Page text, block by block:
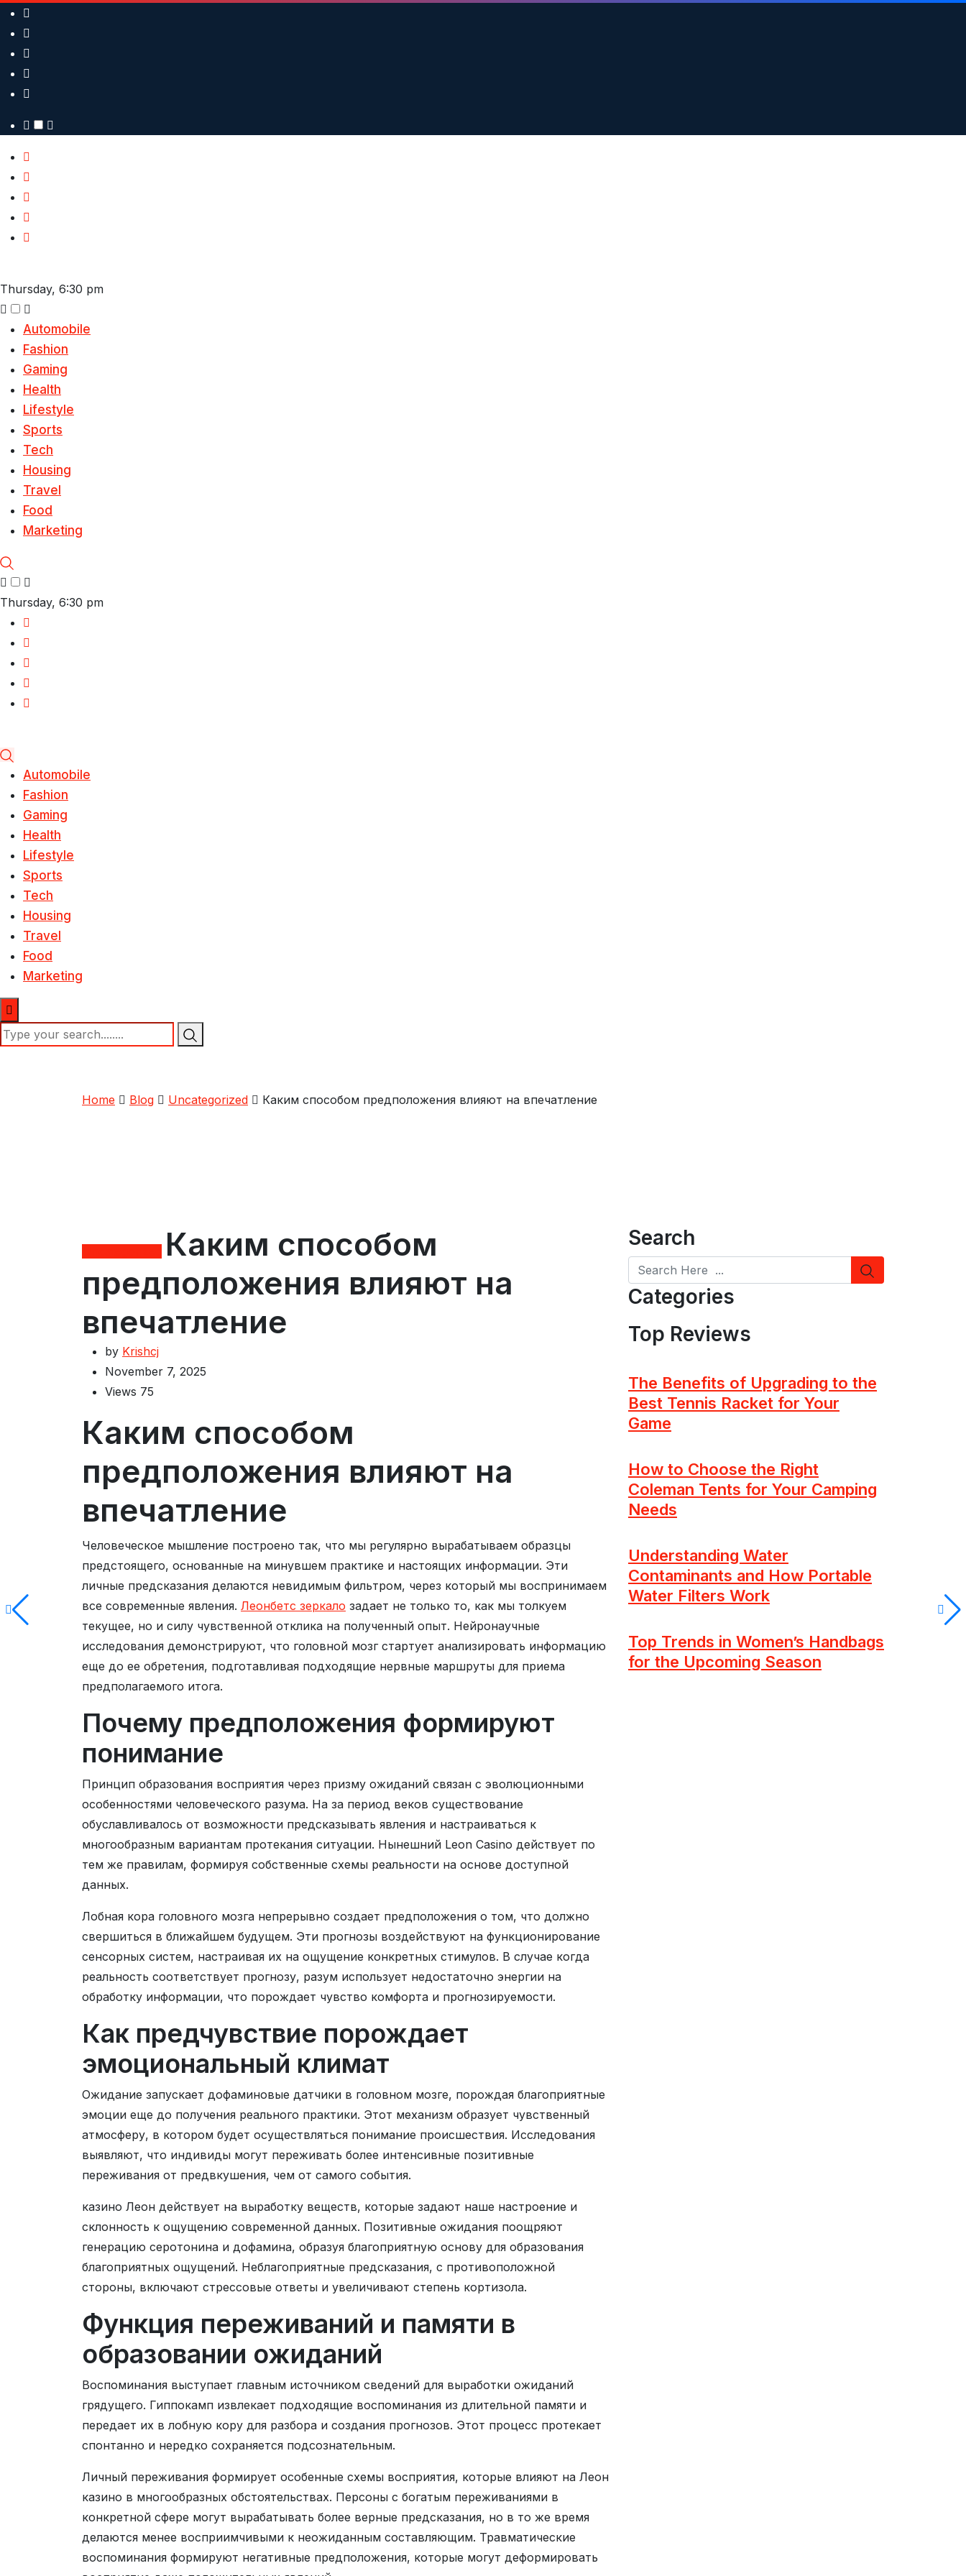
Skip
content
Thursday, 6:30 pm
Automobile
Fashion
Gaming
Health
Lifestyle
Sports
Tech
Housing
Travel
Food
Marketing
Thursday, 6:30 pm
Automobile
Fashion
Gaming
Health
Lifestyle
Sports
Tech
Housing
Travel
Food
Marketing
Home Blog Uncategorized Каким способом предположения влияют на впечатление
Каким способом
предположения влияют на
впечатление
by Krishcj
November 7, 2025
Views 75
Каким способом
предположения влияют на
впечатление
Человеческое мышление построено так, что мы регулярно вырабатываем образцы
предстоящего, основанные на минувшем практике и настоящих информации. Эти
личные предсказания делаются невидимым фильтром, через который мы воспринимаем
все современные явления. Леонбетс зеркало задает не только то, как мы толкуем
текущее, но и силу чувственной отклика на полученный опыт. Нейронаучные
исследования демонстрируют, что головной мозг стартует анализировать информацию
еще до ее обретения, подготавливая подходящие нервные маршруты для приема
предполагаемого итога.
Почему предположения формируют
понимание
Принцип образования восприятия через призму ожиданий связан с эволюционными
особенностями человеческого разума. На за период веков существование
обуславливалось от возможности предсказывать явления и настраиваться к
многообразным вариантам протекания ситуации. Нынешний Leon Casino действует по
тем же правилам, формируя собственные схемы реальности на основе доступной
данных.
Лобная кора головного мозга непрерывно создает предположения о том, что должно
свершиться в ближайшем будущем. Эти прогнозы воздействуют на функционирование
сенсорных систем, настраивая их на ощущение конкретных стимулов. В случае когда
реальность соответствует прогнозу, разум использует недостаточно энергии на
обработку информации, что порождает чувство комфорта и прогнозируемости.
Как предчувствие порождает
эмоциональный климат
Ожидание запускает дофаминовые датчики в головном мозге, порождая благоприятные
эмоции еще до получения реального практики. Этот механизм образует чувственный
атмосферу, в котором будет осуществляться понимание происшествия. Исследования
выявляют, что индивиды могут переживать более интенсивные позитивные
переживания от предвкушения, чем от самого события.
казино Леон действует на выработку веществ, которые задают наше настроение и
склонность к ощущению современной данных. Позитивные ожидания поощряют
генерацию серотонина и дофамина, образуя благоприятную основу для образования
благоприятных ощущений. Неблагоприятные предсказания, с противоположной
стороны, включают стрессовые ответы и увеличивают степень кортизола.
Функция переживаний и памяти в
образовании ожиданий
Воспоминания выступает главным источником сведений для выработки ожиданий
грядущего. Гиппокамп извлекает подходящие воспоминания из длительной памяти и
передает их в лобную кору для разбора и создания прогнозов. Этот процесс протекает
спонтанно и нередко сохраняется подсознательным.
Личный переживания формирует особенные схемы восприятия, которые влияют на Леон
казино в многообразных обстоятельствах. Персоны с богатым переживаниями в
конкретной сфере могут вырабатывать более верные предсказания, но в то же время
делаются менее восприимчивыми к неожиданным составляющим. Травматические
воспоминания формируют негативные предположения, которые могут деформировать
Search
Categories
Top Reviews
The Benefits of Upgrading to the
Best Tennis Racket for Your
Game
How to Choose the Right
Coleman Tents for Your Camping
Needs
Understanding Water
Contaminants and How Portable
Water Filters Work
Top Trends in Women’s Handbags
for the Upcoming Season